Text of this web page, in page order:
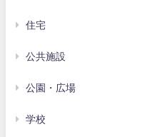
住宅
公共施設
公園・広場
学校